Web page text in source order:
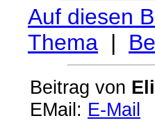
Auf diesen
Thema |
Beitrag von
EMail: E-Mail